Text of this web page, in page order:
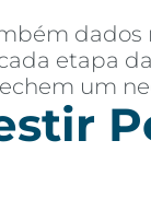
dados
etapa
um